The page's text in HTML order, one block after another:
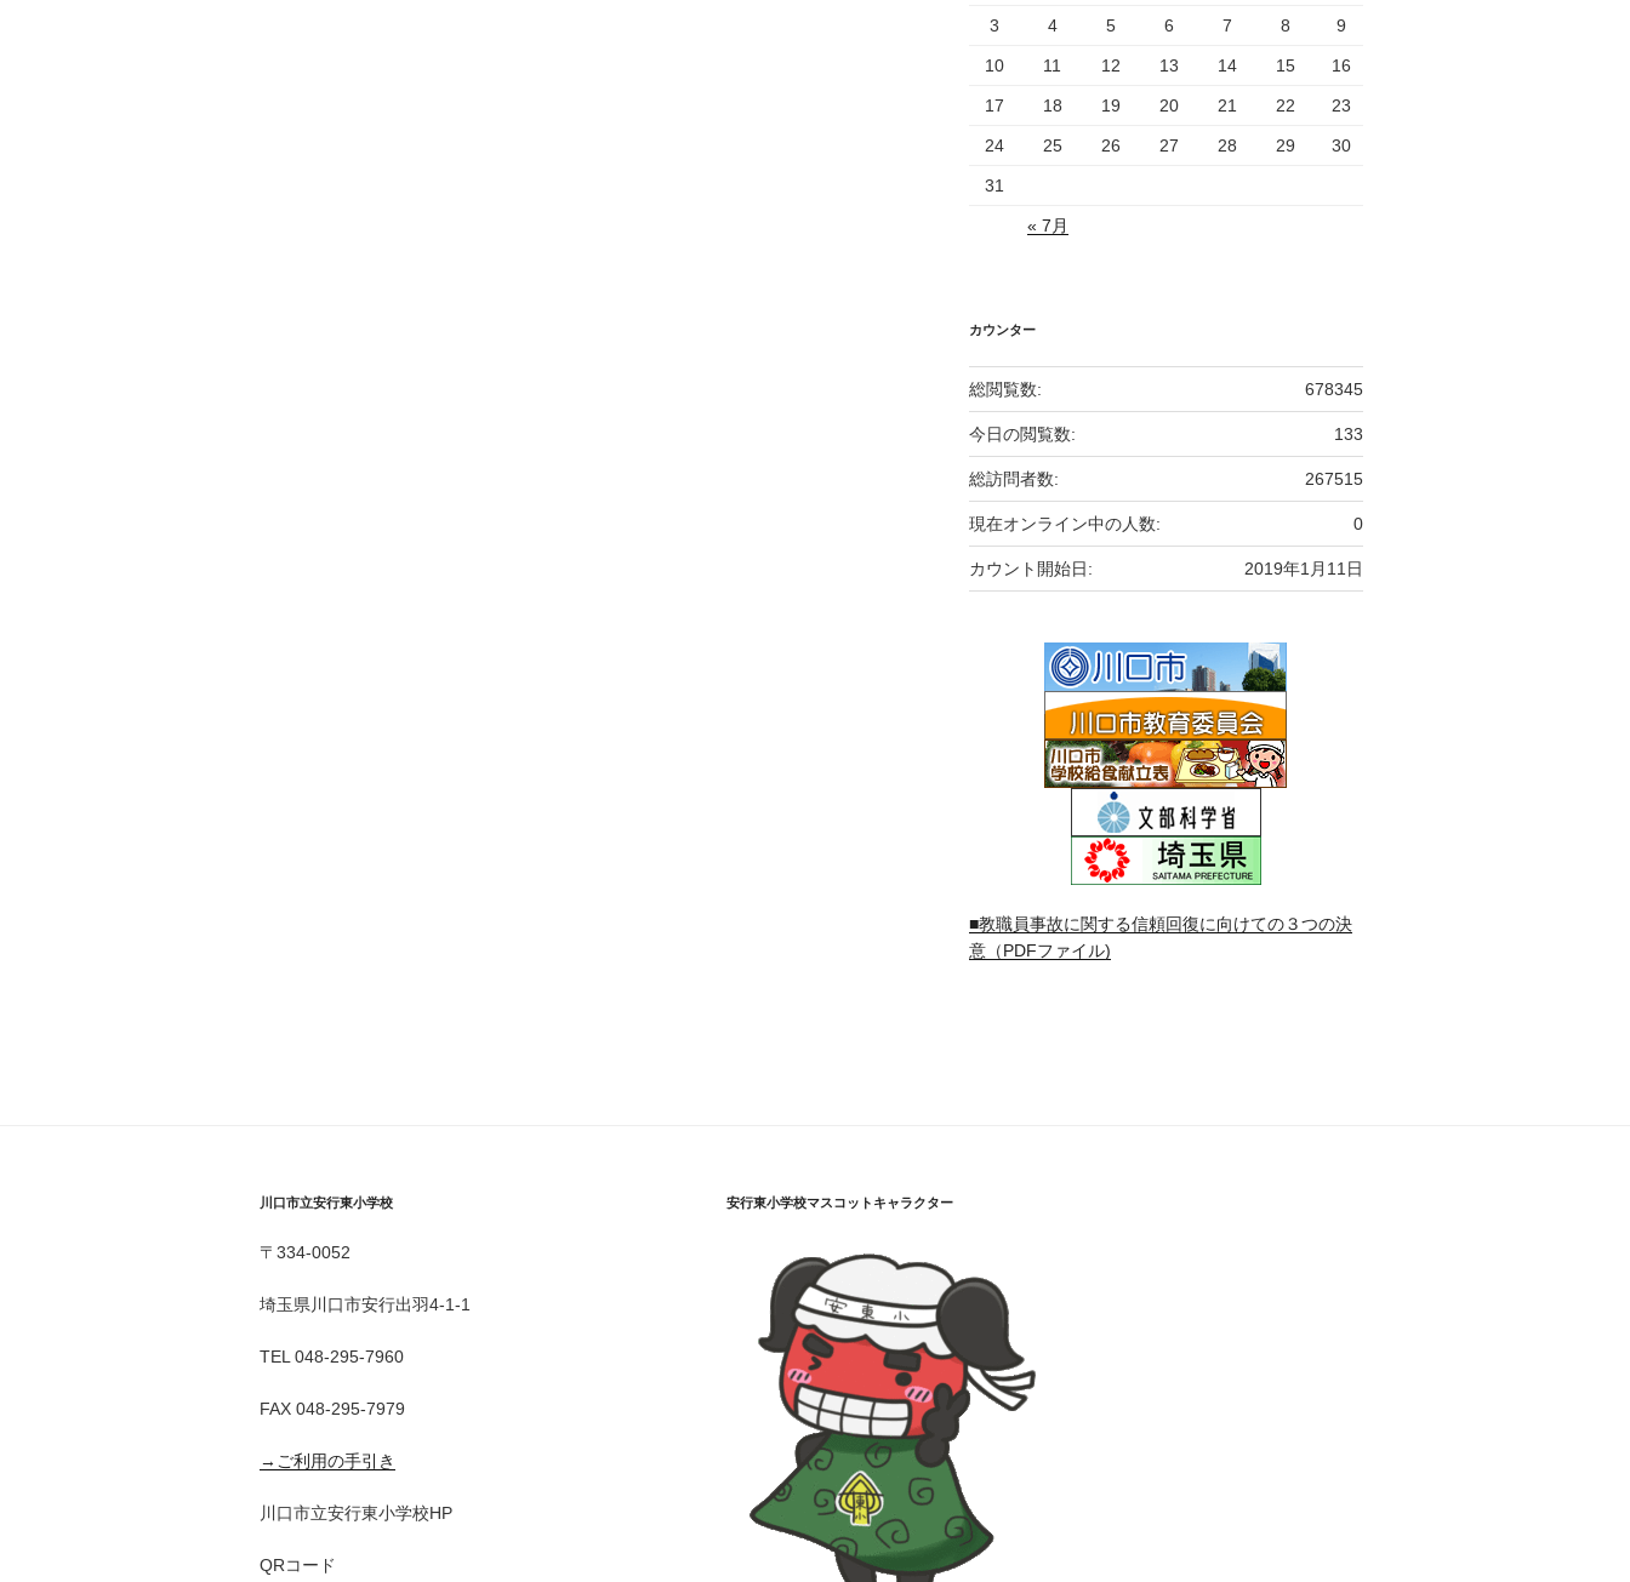
3 4 5 6 7 8 9
10 11 12 13 14 15 16
17 18 19 20 21 22 23
24 25 26 27 28 29 30
31
« 7月
カウンター
678345
総閲覧数:
133
今日の閲覧数:
267515
総訪問者数:
0
現在オンライン中の人数:
2019年1月11日
カウント開始日:
■教職員事故に関する信頼回復に向けての３つの決
意（PDFファイル)
川口市立安行東小学校
〒334-0052
埼玉県川口市安行出羽4-1-1
TEL 048-295-7960
FAX 048-295-7979
→ご利用の手引き
川口市立安行東小学校HP
QRコード
安行東小学校マスコットキャラクター